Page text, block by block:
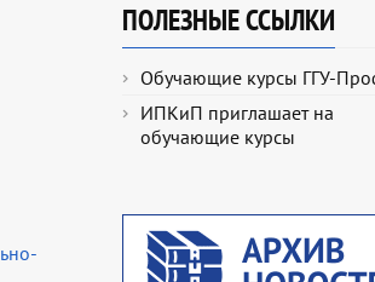
ПОЛЕЗНЫЕ ССЫЛКИ
Обучающие курсы ГГУ-
ИПКиП приглашает на
обучающие курсы